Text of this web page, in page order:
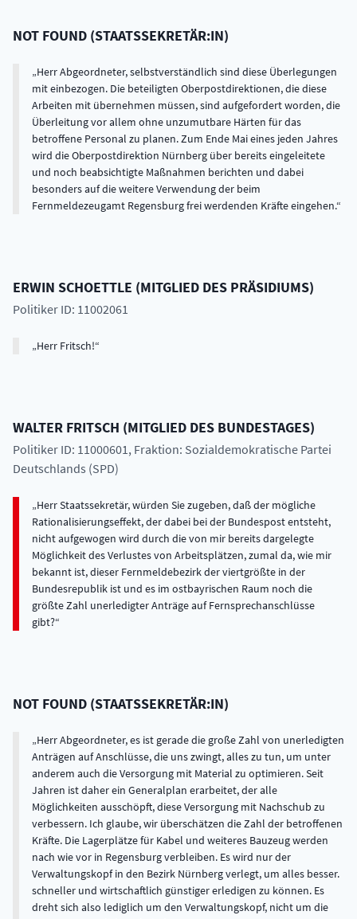
NOT FOUND (STAATSSEKRETÄR:IN)
Herr Abgeordneter, selbstverständlich sind diese Überlegungen
mit einbezogen. Die beteiligten Oberpostdirektionen, die diese
Arbeiten mit übernehmen müssen, sind aufgefordert worden, die
Überleitung vor allem ohne unzumutbare Härten für das
betroffene Personal zu planen. Zum Ende Mai eines jeden Jahres
wird die Oberpostdirektion Nürnberg über bereits eingeleitete
und noch beabsichtigte Maßnahmen berichten und dabei
besonders auf die weitere Verwendung der beim
Fernmeldezeugamt Regensburg frei werdenden Kräfte eingehen.
ERWIN SCHOETTLE (MITGLIED DES PRÄSIDIUMS)
Politiker ID: 11002061
Herr Fritsch!
WALTER FRITSCH (MITGLIED DES BUNDESTAGES)
Politiker ID: 11000601, Fraktion: Sozialdemokratische Partei
Deutschlands (SPD)
Herr Staatssekretär, würden Sie zugeben, daß der mögliche
Rationalisierungseffekt, der dabei bei der Bundespost entsteht,
nicht aufgewogen wird durch die von mir bereits dargelegte
Möglichkeit des Verlustes von Arbeitsplätzen, zumal da, wie mir
bekannt ist, dieser Fernmeldebezirk der viertgrößte in der
Bundesrepublik ist und es im ostbayrischen Raum noch die
größte Zahl unerledigter Anträge auf Fernsprechanschlüsse
gibt?
NOT FOUND (STAATSSEKRETÄR:IN)
Herr Abgeordneter, es ist gerade die große Zahl von unerledigten
Anträgen auf Anschlüsse, die uns zwingt, alles zu tun, um unter
anderem auch die Versorgung mit Material zu optimieren. Seit
Jahren ist daher ein Generalplan erarbeitet, der alle
Möglichkeiten ausschöpft, diese Versorgung mit Nachschub zu
verbessern. Ich glaube, wir überschätzen die Zahl der betroffenen
Kräfte. Die Lagerplätze für Kabel und weiteres Bauzeug werden
nach wie vor in Regensburg verbleiben. Es wird nur der
Verwaltungskopf in den Bezirk Nürnberg verlegt, um alles besser.
schneller und wirtschaftlich günstiger erledigen zu können. Es
dreht sich also lediglich um den Verwaltungskopf, nicht um die